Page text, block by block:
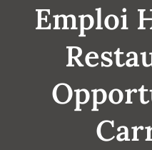
Emploi